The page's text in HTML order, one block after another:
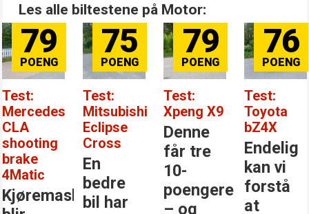
Les alle biltestene på Motor:
79
Test:
Mercedes
CLA
shooting
brake
4Matic
Kjøremaskinen
75
Test:
Mitsubishi
Eclipse
Cross
En
bedre
bil har
79
Test:
Xpeng X9
Denne
får tre
10-
poengere
– og
76
Test:
Toyota
bZ4X
Endelig
kan vi
forstå
at